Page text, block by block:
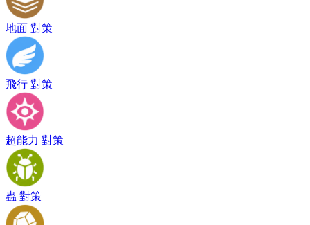
地面 對策
飛行 對策
超能力 對策
蟲 對策